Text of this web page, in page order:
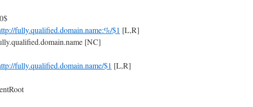
fully.qualified.domain.name:%/$1 [L,R]
[NC]
fully.qualified.domain.name/$1 [L,R]